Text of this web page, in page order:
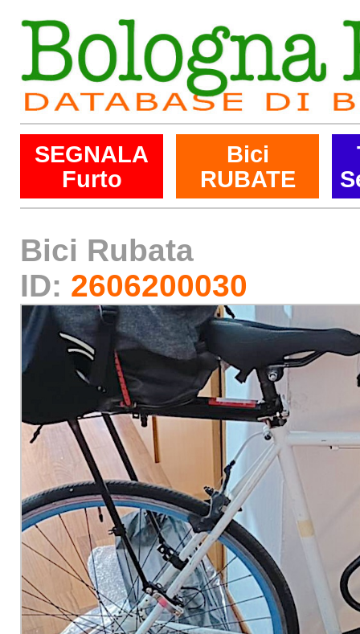
SEGNALA
Furto
Bici
RUBATE
Bici Rubata
ID: 2606200030